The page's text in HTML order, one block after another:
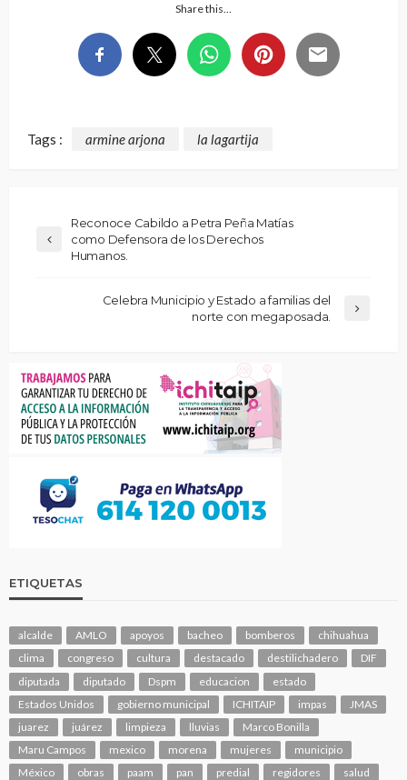
Share this…
Tags : armine arjona la lagartija
Reconoce Cabildo a Petra Peña Matías
como Defensora de los Derechos
Humanos.
Celebra Municipio y Estado a familias del
norte con megaposada.
ETIQUETAS
alcalde AMLO apoyos bacheo bomberos
chihuahua
clima
congreso cultura destacado destilichadero
DIF
diputada
diputado Dspm educacion
estado
Estados Unidos
gobierno municipal ICHITAIP impas
JMAS
juarez
juárez limpieza lluvias
Marco Bonilla
Maru Campos
mexico morena mujeres
municipio
México
obras paam pan predial regidores
salud